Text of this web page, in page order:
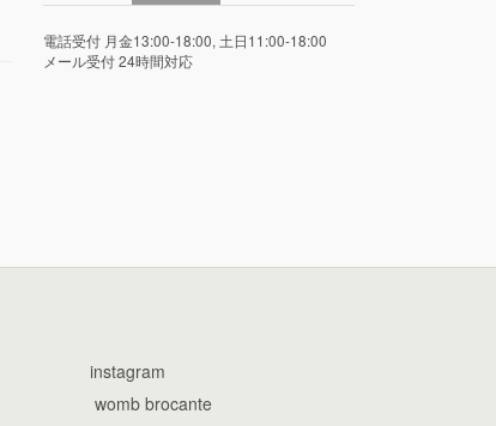
電話受付 月金13:00-18:00, 土日11:00-18:00
メール受付 24時間対応
instagram
womb brocante